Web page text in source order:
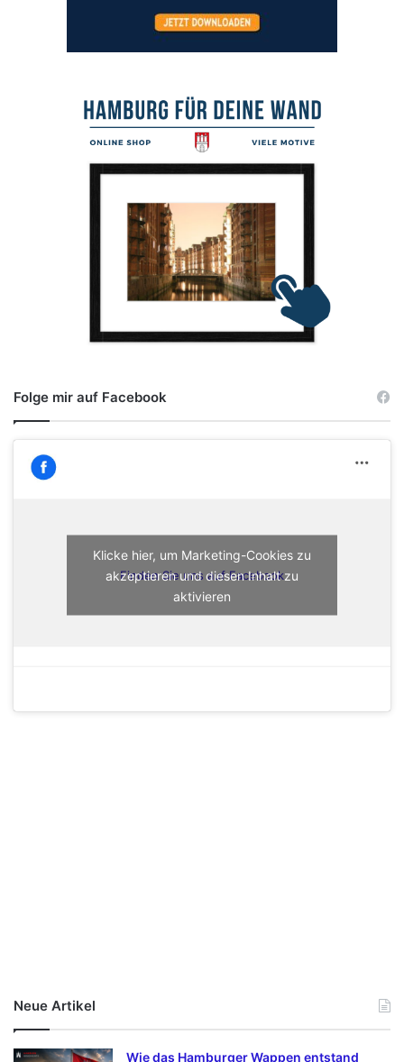
Folge mir auf Facebook
Finden Sie uns auf Facebook
Klicke hier, um Marketing-Cookies zu
akzeptieren und diesen Inhalt zu
aktivieren
Neue Artikel
Wie das Hamburger Wappen entstand